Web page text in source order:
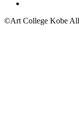
©Art College Kobe All